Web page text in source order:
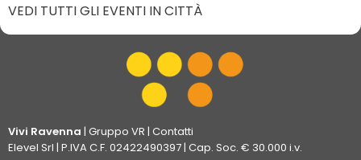
VEDI TUTTI GLI EVENTI IN CITTÀ
Vivi Ravenna | Gruppo VR | Contatti
Elevel Srl | P.IVA C.F. 02422490397 | Cap. Soc. € 30.000 i.v.